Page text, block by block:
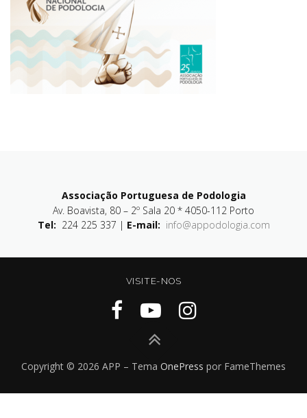
Associação Portuguesa de Podologia
Av. Boavista, 80 – 2º Sala 20 * 4050-112 Porto
Tel: 224 225 337 | E-mail: info@appodologia.com
VISITE-NOS
Copyright © 2026 APP – Tema OnePress por FameThemes